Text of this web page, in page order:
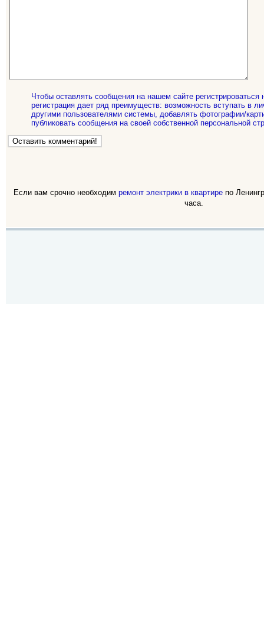
Чтобы оставлять сообщения на нашем сайте регистрироваться
регистрация дает ряд преимуществ: возможность вступать в
другими пользователями системы, добавлять фотографии/
публиковать сообщения на своей собственной персональной
Если вам срочно необходим ремонт электрики в квартирепо
часа.